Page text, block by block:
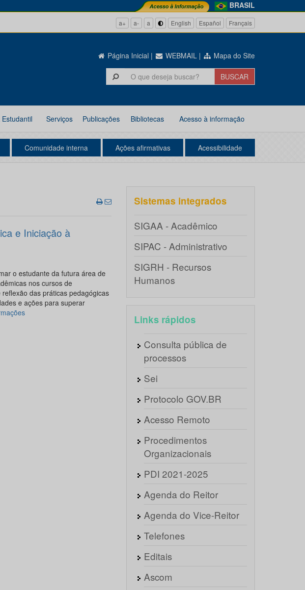
BRASIL
a+ a- a English Español Français
Página Inicial | WEBMAIL | Mapa do Site
Serviços Publicações Bibliotecas Acesso à informação
Comunidade interna Ações afirmativas Acessibilidade
e Iniciação à
o estudante da futura área de
nos cursos de
das práticas pedagógicas
e ações para superar
Sistemas integrados
SIGAA - Acadêmico
SIPAC - Administrativo
SIGRH - Recursos
Humanos
Links rápidos
Consulta pública de
processos
Sei
Protocolo GOV.BR
Acesso Remoto
Procedimentos
Organizacionais
PDI 2021-2025
Agenda do Reitor
Agenda do Vice-Reitor
Telefones
Editais
Ascom